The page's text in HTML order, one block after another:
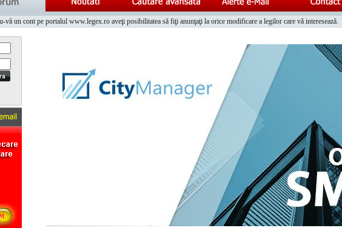
vă un cont pe portalul www.legex.ro aveţi posibilitatea să fiţi anunţaţi la orice modificare a legilor care vă interesează.
- Managementul Integrat al Parcului Auto